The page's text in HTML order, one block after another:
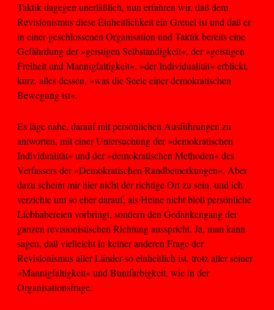
Taktik dagegen unerläßlich, nun erfahren wir, daß dem
Revisionismus diese Einheitlichkeit ein Greuel ist und daß er
in einer geschlossenen Organisation und Taktik bereits eine
Gefährdung der »geistigen Selbständigkeit«, der »geistigen
Freiheit und Mannigfaltigkeit«, »der Individualität« erblickt,
kurz, alles dessen, »was die Seele einer demokratischen
Bewegung ist«.
Es läge nahe, darauf mit persönlichen Ausführungen zu
antworten, mit einer Untersuchung der »demokratischen
Individualität« und der »demokratischen Methoden« des
Verfassers der »Demokratischen Randbemerkungen«, Aber
dazu scheint mir hier nicht der richtige Ort zu sein, und ich
verzichte um so eher darauf, als Heine nicht bloß persönliche
Liebhabereien vorbringt, sondern den Gedankengang der
ganzen revisionistischen Richtung ausspricht. Ja, man kann
sagen, daß vielleicht in keiner anderen Frage der
Revisionismus aller Länder so einheitlich ist, trotz aller seiner
»Mannigfaltigkeit« und Buntfarbigkeit, wie in der
Organisationsfrage.